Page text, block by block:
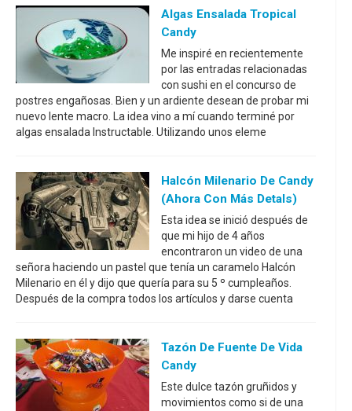
Algas Ensalada Tropical
Candy
Me inspiré en recientemente
por las entradas relacionadas
con sushi en el concurso de
postres engañosas. Bien y un ardiente desean de probar mi
nuevo lente macro. La idea vino a mí cuando terminé por
algas ensalada Instructable. Utilizando unos eleme
Halcón Milenario De Candy
(ahora Con Más Detals)
Esta idea se inició después de
que mi hijo de 4 años
encontraron un video de una
señora haciendo un pastel que tenía un caramelo Halcón
Milenario en él y dijo que quería para su 5 º cumpleaños.
Después de la compra todos los artículos y darse cuenta
Tazón De Fuente De Vida
Candy
Este dulce tazón gruñidos y
movimientos como si de una